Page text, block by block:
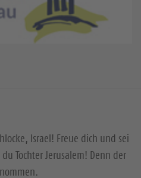
Israel! Freue dich und sei
Tochter Jerusalem! Denn der